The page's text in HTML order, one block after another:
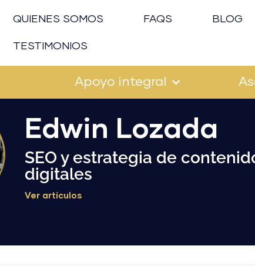
QUIENES SOMOS FAQS BLOG
TESTIMONIOS
Apoyo integral
Edwin Lozada
SEO y estrategia de
digitales
Ver artículos